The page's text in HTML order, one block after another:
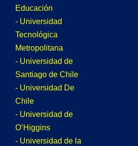
Educación
- Universidad
Tecnológica
Metropolitana
- Universidad de
Santiago de Chile
- Universidad De
Chile
- Universidad de
O’Higgins
- Universidad de la